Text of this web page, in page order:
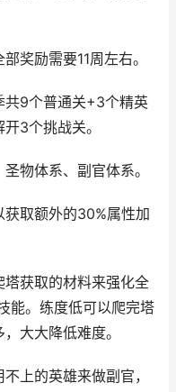
奖励需要11周左右。
共9个普通关+3个精英
3个挑战关。
物体系、副官体系。
取额外的30%属性加
获取的材料来强化全
能。练度低可以爬完塔
大大降低难度。
上的英雄来做副官，